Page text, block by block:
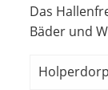
Das
Bäder und